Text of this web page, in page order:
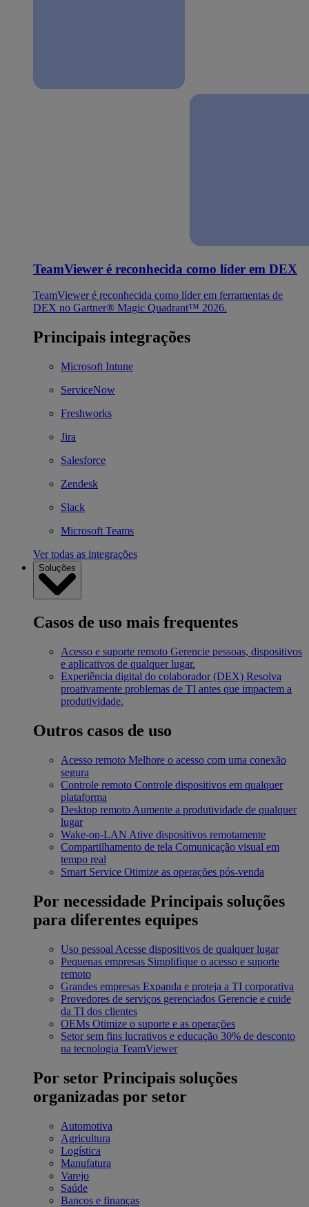
TeamViewer é reconhecida como líder em DEX
TeamViewer é reconhecida como líder em ferramentas de
DEX no Gartner® Magic Quadrant™ 2026.
Principais integrações
Microsoft Intune
ServiceNow
Freshworks
Jira
Salesforce
Zendesk
Slack
Microsoft Teams
Ver todas as integrações
Soluções
Casos de uso mais frequentes
Acesso e suporte remoto Gerencie pessoas, dispositivos
e aplicativos de qualquer lugar.
Experiência digital do colaborador (DEX) Resolva
proativamente problemas de TI antes que impactem a
produtividade.
Outros casos de uso
Acesso remoto Melhore o acesso com uma conexão
segura
Controle remoto Controle dispositivos em qualquer
plataforma
Desktop remoto Aumente a produtividade de qualquer
lugar
Wake-on-LAN Ative dispositivos remotamente
Compartilhamento de tela Comunicação visual em
tempo real
Smart Service Otimize as operações pós-venda
Por necessidade Principais soluções
para diferentes equipes
Uso pessoal Acesse dispositivos de qualquer lugar
Pequenas empresas Simplifique o acesso e suporte
remoto
Grandes empresas Expanda e proteja a TI corporativa
Provedores de serviços gerenciados Gerencie e cuide
da TI dos clientes
OEMs Otimize o suporte e as operações
Setor sem fins lucrativos e educação 30% de desconto
na tecnologia TeamViewer
Por setor Principais soluções
organizadas por setor
Automotiva
Agricultura
Logística
Manufatura
Varejo
Saúde
Bancos e finanças